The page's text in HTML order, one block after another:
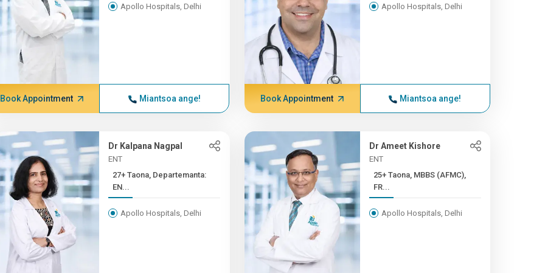
Apollo Hospitals, Delhi
Book Appointment Miantsoa ange!
Apollo Hospitals, Delhi
Book Appointment Miantsoa ange!
Dr Kalpana Nagpal
ENT
27+ Taona, Departemanta:
EN...
Apollo Hospitals, Delhi
Dr Ameet Kishore
ENT
25+ Taona, MBBS (AFMC),
FR...
Apollo Hospitals, Delhi